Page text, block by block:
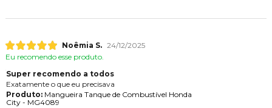
Noêmia S. 24/12/2025
Eu recomendo esse produto.
Super recomendo a todos
Exatamente o que eu precisava
Produto:Mangueira Tanque de Combustível Honda
City - MG4089